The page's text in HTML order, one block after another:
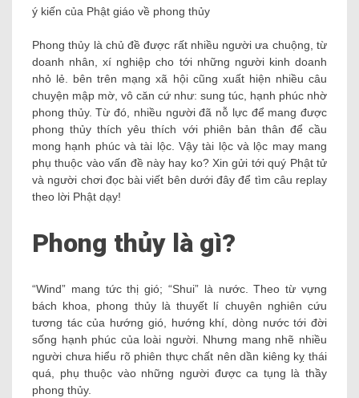
ý kiến của Phật giáo về phong thủy
Phong thủy là chủ đề được rất nhiều người ưa chuộng, từ
doanh nhân, xí nghiệp cho tới những người kinh doanh
nhỏ lẻ. bên trên mạng xã hội cũng xuất hiện nhiều câu
chuyện mập mờ, vô căn cứ như: sung túc, hạnh phúc nhờ
phong thủy. Từ đó, nhiều người đã nỗ lực để mang được
phong thủy thích yêu thích với phiên bản thân để cầu
mong hạnh phúc và tài lộc. Vậy tài lộc và lộc may mang
phụ thuộc vào vấn đề này hay ko? Xin gửi tới quý Phật tử
và người chơi đọc bài viết bên dưới đây để tìm câu replay
theo lời Phật dạy!
Phong thủy là gì?
“Wind” mang tức thị gió; “Shui” là nước. Theo từ vựng
bách khoa, phong thủy là thuyết lí chuyên nghiên cứu
tương tác của hướng gió, hướng khí, dòng nước tới đời
sống hạnh phúc của loài người. Nhưng mang nhẽ nhiều
người chưa hiểu rõ phiên thực chất nên dần kiêng kỵ thái
quá, phụ thuộc vào những người được ca tụng là thầy
phong thủy.